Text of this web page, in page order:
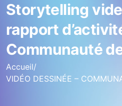
Storytelling
rapport
Communauté
Accueil/
VIDÉO DESSINÉE –